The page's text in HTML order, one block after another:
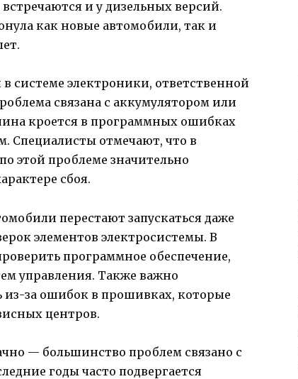
и у дизельных версий.
как новые автомобили, так и
системе электроники, ответственной
связана с аккумулятором или
кроется в программных ошибках
Специалисты отмечают, что в
этой проблеме значительно
сбоя.
перестают запускаться даже
элементов электросистемы. В
программное обеспечение,
управления. Также важно
из-за ошибок в прошивках, которые
центров.
— большинство проблем связано с
годы часто подвергается